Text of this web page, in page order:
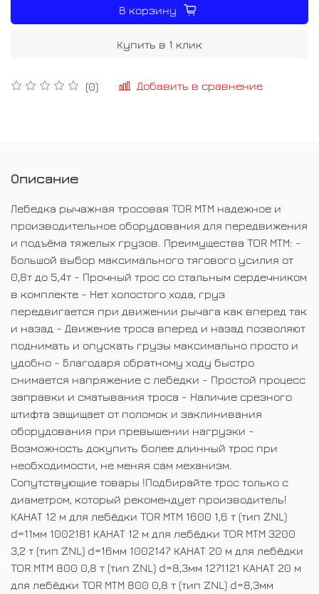
(0) Добавить в сравнение
В корзину
Купить в 1 клик
Описание
Лебедка рычажная тросовая TOR МТМ надежное и
производительное оборудования для передвижения
и подъёма тяжелых грузов. Преимущества TOR МТМ: -
Большой выбор максимального тягового усилия от
0,8т до 5,4т - Прочный трос со стальным сердечником
в комплекте - Нет холостого хода, груз
передвигается при движении рычага как вперед так
и назад - Движение троса вперед и назад позволяют
поднимать и опускать грузы максимально просто и
удобно - Благодаря обратному ходу быстро
снимается напряжение с лебедки - Простой процесс
заправки и сматывания троса - Наличие срезного
штифта защищает от поломок и заклинивания
оборудования при превышении нагрузки -
Возможность докупить более длинный трос при
необходимости, не меняя сам механизм.
Сопутствующие товары !Подбирайте трос только с
диаметром, который рекомендует производитель!
КАНАТ 12 м для лебёдки TOR МТМ 1600 1,6 т (тип ZNL)
d=11мм 1002181 КАНАТ 12 м для лебёдки TOR МТМ 3200
3,2 т (тип ZNL) d=16мм 1002147 КАНАТ 20 м для лебёдки
TOR МТМ 800 0,8 т (тип ZNL) d=8,3мм 1271121 КАНАТ 20 м
для лебёдки TOR МТМ 800 0,8 т (тип ZNL) d=8,3мм